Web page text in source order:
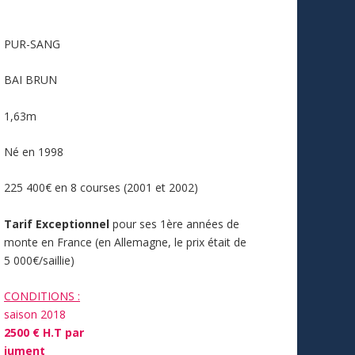
PUR-SANG
BAI BRUN
1,63m
Né en 1998
225 400€ en 8 courses (2001 et 2002)
Tarif Exceptionnel pour ses 1ère années de
monte en France (en Allemagne, le prix était de
5 000€/saillie)
CONDITIONS :
saison 2018
2500 € H.T par
jument